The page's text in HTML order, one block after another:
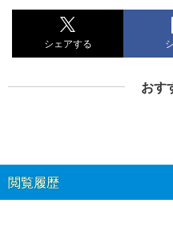
シェアする
おす
閲覧履歴